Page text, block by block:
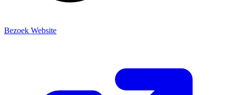
Bezoek Website